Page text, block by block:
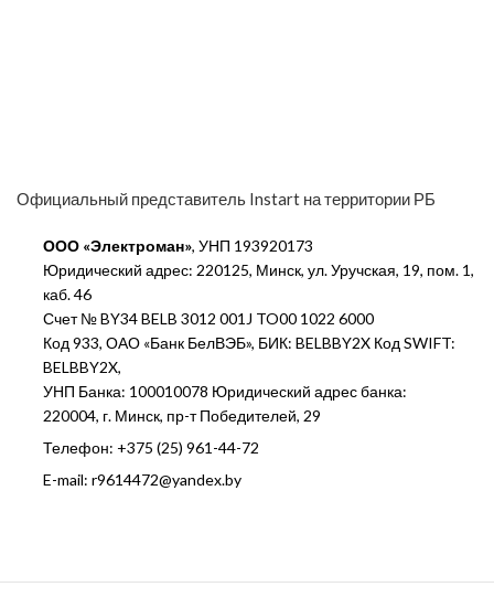
Официальный представитель Instart на территории РБ
ООО «Электроман», УНП 193920173
Юридический адрес: 220125, Минск, ул. Уручская, 19, пом. 1,
каб. 46
Счет № BY34 BELB 3012 001J TO00 1022 6000
Код 933, ОАО «Банк БелВЭБ», БИК: BELBBY2X Код SWIFT:
BELBBY2X,
УНП Банка: 100010078 Юридический адрес банка:
220004, г. Минск, пр-т Победителей, 29
Телефон: +375 (25) 961-44-72
E-mail: r9614472@yandex.by